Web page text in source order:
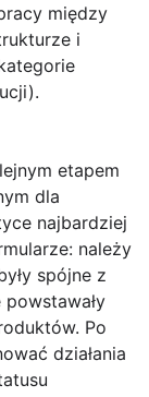
między
i
etapem
dla
najbardziej
należy
spójne z
Po
działania